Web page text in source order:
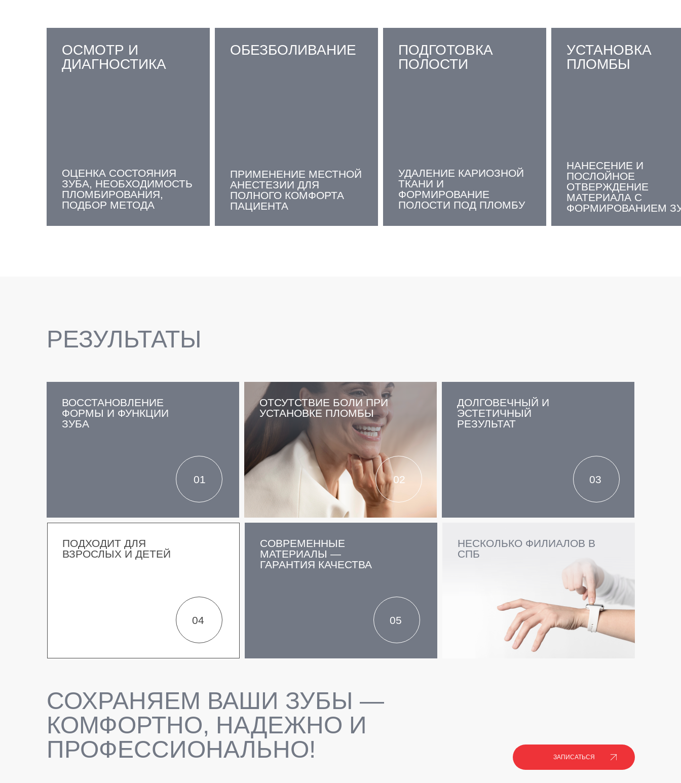
ОСМОТР И
ДИАГНОСТИКА
ОЦЕНКА СОСТОЯНИЯ
ЗУБА, НЕОБХОДИМОСТЬ
ПЛОМБИРОВАНИЯ,
ПОДБОР МЕТОДА
ОБЕЗБОЛИВАНИЕ
ПРИМЕНЕНИЕ МЕСТНОЙ
АНЕСТЕЗИИ ДЛЯ
ПОЛНОГО КОМФОРТА
ПАЦИЕНТА
ПОДГОТОВКА
ПОЛОСТИ
УДАЛЕНИЕ КАРИОЗНОЙ
ТКАНИ И
ФОРМИРОВАНИЕ
ПОЛОСТИ ПОД ПЛОМБУ
УСТАНОВКА
ПЛОМБЫ
НАНЕСЕНИЕ И
ПОСЛОЙНОЕ
ОТВЕРЖДЕНИЕ
МАТЕРИАЛА С
ФОРМИРОВАНИЕМ
РЕЗУЛЬТАТЫ
СОХРАНЯЕМ ВАШИ ЗУБЫ —
КОМФОРТНО, НАДЕЖНО И
ПРОФЕССИОНАЛЬНО!
ВОССТАНОВЛЕНИЕ
ФОРМЫ И ФУНКЦИИ
ЗУБА
01
ОТСУТСТВИЕ БОЛИ ПРИ
УСТАНОВКЕ ПЛОМБЫ
02
ДОЛГОВЕЧНЫЙ И
ЭСТЕТИЧНЫЙ
РЕЗУЛЬТАТ
03
05
СОВРЕМЕННЫЕ
МАТЕРИАЛЫ —
ГАРАНТИЯ КАЧЕСТВА
04
ПОДХОДИТ ДЛЯ
ВЗРОСЛЫХ И ДЕТЕЙ
НЕСКОЛЬКО ФИЛИАЛОВ В
СПБ
ЗАПИСАТЬСЯ